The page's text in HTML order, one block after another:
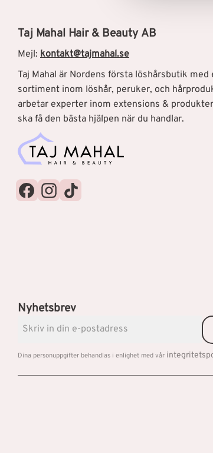
Taj Mahal Hair & Beauty AB
Mejl: kontakt@tajmahal.se
Taj Mahal är Nordens första löshårsbutik
sortiment inom löshår, peruker, och
arbetar experter inom extensions &
ska få den bästa hjälpen när du handlar.
Nyhetsbrev
Dina personuppgifter behandlas i enlighet med vår